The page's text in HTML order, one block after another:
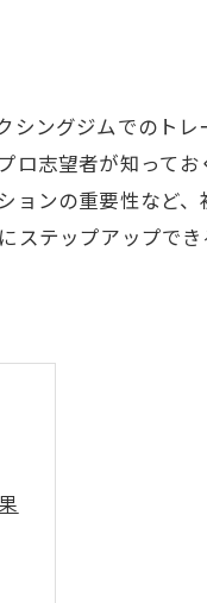
シングジムでのト
ロ志望者が知って
ンの重要性など、
ステップアップで